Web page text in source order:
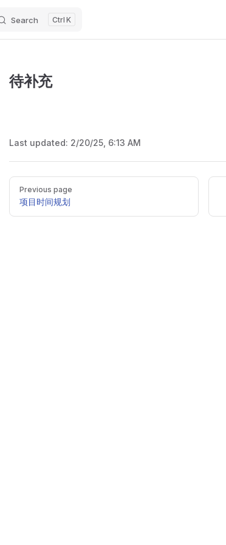
Search K
待补充
Last updated: 2/20/25, 6:13 AM
Pager
Previous page
项目时间规划